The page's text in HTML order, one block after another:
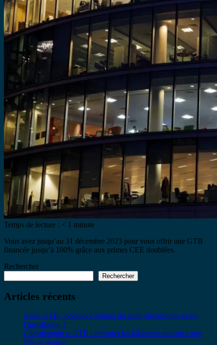
Temps de lecture : < 1 minute
Vous avez jusqu’au 31 décembre 2023 pour vous offrir une GTB
financée jusqu’à 100% grâce aux primes CEE doublées.
Rechercher
Rechercher
Articles récents
Audit GTB : pourquoi réaliser un audit énergétique avant
l’installation ?
Climatisation et GTB : préparer les bâtiments tertiaires aux
étés de demain